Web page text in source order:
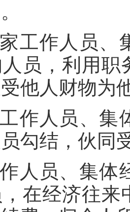
工作人员、
员，利用职
他人财物为
作人员、集
勾结，伙同
人员、集体
在经济往